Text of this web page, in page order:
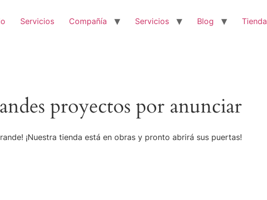
Servicios Compañía Servicios Blog Tienda
proyectos por anunciar
¡Nuestra tienda está en obras y pronto abrirá sus puertas!